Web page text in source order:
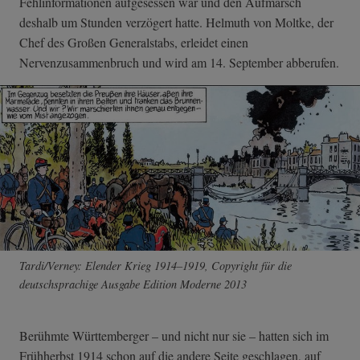
deshalb um Stunden verzögert hatte. Helmuth von Moltke, der
Chef des Großen Generalstabs, erleidet einen
Nervenzusammenbruch und wird am 14. September abberufen.
Tardi/Verney: Elender Krieg 1914–1919, Copyright für die
deutschsprachige Ausgabe Edition Moderne 2013
Berühmte Württemberger – und nicht nur sie – hatten sich im
Frühherbst 1914 schon auf die andere Seite geschlagen, auf